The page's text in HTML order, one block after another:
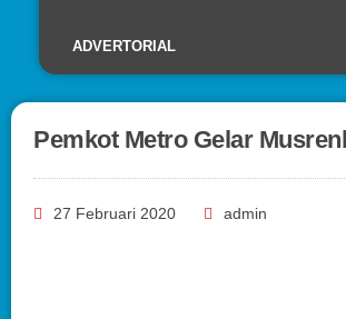
ADVERTORIAL
Pemkot Metro Gelar
27 Februari 2020 admin